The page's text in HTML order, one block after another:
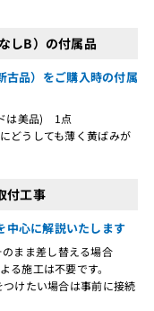
しB）の付属品
品）をご購入時の付属
は美品) 1点
うしても薄く黄ばみが
付工事
中心に解説いたします
まま差し替える場合
施工は不要です。
たい場合は事前に接続